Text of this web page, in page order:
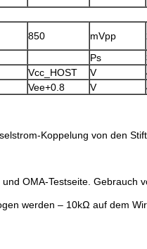
850 mVpp
Ps
Vcc_HOST
V
Vee+0.8
V
Koppelung von den
OMA-Testseite.
werden – 10kΩ auf dem